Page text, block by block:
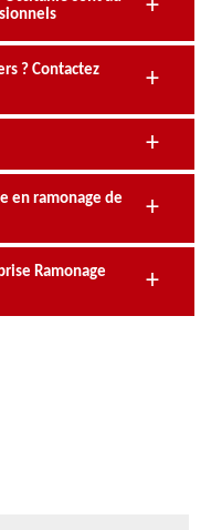
? Contactez
en ramonage de
Ramonage